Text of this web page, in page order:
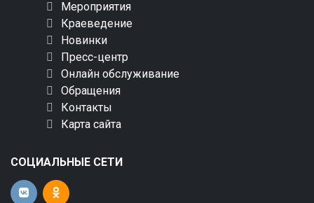
Мероприятия
Краеведение
Новинки
Пресс-центр
Онлайн обслуживание
Обращения
Контакты
Карта сайта
СОЦИАЛЬНЫЕ СЕТИ